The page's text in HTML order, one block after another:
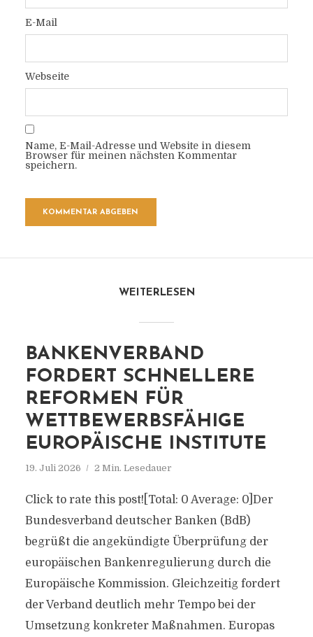
E-Mail
Webseite
Name, E-Mail-Adresse und Website in diesem
Browser für meinen nächsten Kommentar
speichern.
WEITERLESEN
BANKENVERBAND
FORDERT SCHNELLERE
REFORMEN FÜR
WETTBEWERBSFÄHIGE
EUROPÄISCHE INSTITUTE
19. Juli 2026 2 Min. Lesedauer
Click to rate this post![Total: 0 Average: 0]Der
Bundesverband deutscher Banken (BdB)
begrüßt die angekündigte Überprüfung der
europäischen Bankenregulierung durch die
Europäische Kommission. Gleichzeitig fordert
der Verband deutlich mehr Tempo bei der
Umsetzung konkreter Maßnahmen. Europas